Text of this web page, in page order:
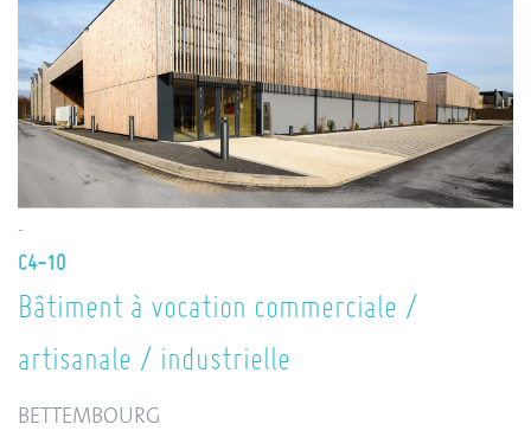
C4-10
Bâtiment à vocation commerciale /
artisanale / industrielle
BETTEMBOURG
-